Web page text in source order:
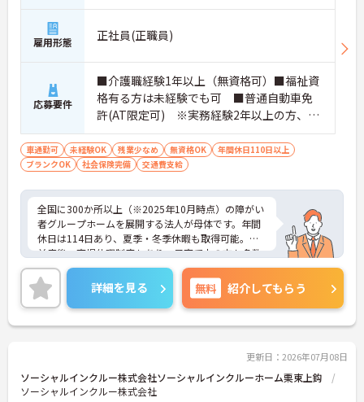
・グループホーム一棟あたりの入居者様20名定員を
常時2～4名のスタッフで支援、国基準を上回る人員
配置や夜間複数名体制が敷かれているため、業務に
追われることなくご利用者様のペースに合わせたサ
ポートが可能です。施設も専用設計で働きやすく、
ご自身の理想とする福祉を実践できる環境が整って
います。
雇用形態 正社員(正職員)
応募要件
■介護職経験1年以上（無資格可）■福祉資
格有る方は未経験でも可 ■普通自動車免
許(AT限定可) ※実務経験2年以上の方、障
がい者福祉に関する経験をお持ちの方大歓
迎
車通勤可 未経験OK 残業少なめ 無資格OK
年間休日110日以上
ブランクOK
社会保険完備 交通費支給
全国に300か所以上（※2025年10月時点）の障がい
者グループホームを展開する法人が母体です。年間
休日は114日あり、夏季・冬季休暇も取得可能。産
前産後・育児休暇制度もあり、子育て中の方も多数
活躍中で、ワークライフバランスを大切にしながら
働ける環境が整っています。研修制度や外部勉強会
の受講支援もあり、スキルアップもしっかりサポー
ト。将来的には管理者やエリアマネージャーへのキ
ャリアアップも目指せます。20代から60代まで幅広
の職場です。介護経験を活かしたい方、福祉の資格
をお持ちの方、安定した法人でキャリアを築きたい
方におすすめです。
詳細を見る 無料 紹介してもらう
更新日：2026年07月08日
ソーシャルインクルー株式会社ソーシャルインクルーホーム栗東上鈎
ソーシャルインクルー株式会社